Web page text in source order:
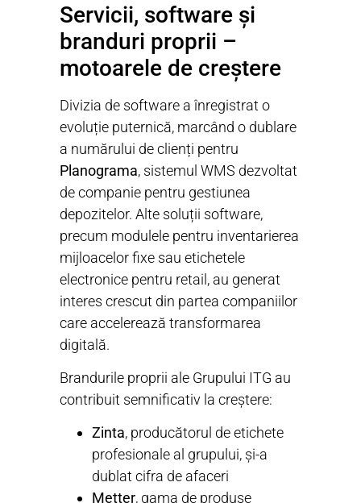
Servicii, software și
branduri proprii –
motoarele de creștere
Divizia de software a înregistrat o
evoluție puternică, marcând o dublare
a numărului de clienți pentru
Planograma, sistemul WMS dezvoltat
de companie pentru gestiunea
depozitelor. Alte soluții software,
precum modulele pentru inventarierea
mijloacelor fixe sau etichetele
electronice pentru retail, au generat
interes crescut din partea companiilor
care accelerează transformarea
digitală.
Brandurile proprii ale Grupului ITG au
contribuit semnificativ la creștere:
Zinta, producătorul de etichete
profesionale al grupului, și-a
dublat cifra de afaceri
Metter, gama de produse